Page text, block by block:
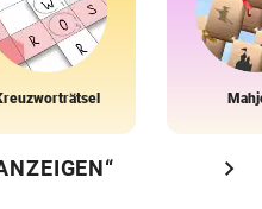
chevron_right